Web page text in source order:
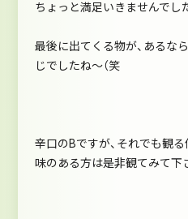
ちょっと満足いきませんでし
最後に出てくる物が、あるな
じでしたね～（笑
辛口のBですが、それでも観
味のある方は是非観てみて下